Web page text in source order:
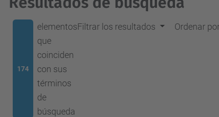
174
elementos
que
coinciden
con sus
términos
de
búsqueda
Filtrar los resultados Ordenar